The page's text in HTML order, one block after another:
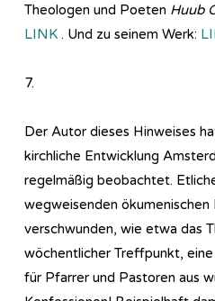
Theologen und Poeten Huub
LINK . Und zu seinem Werk:
7.
Der Autor dieses Hinweises
kirchliche Entwicklung
regelmäßig beobachtet.
wegweisenden
verschwunden, wie etwa das
wöchentlicher Treffpunkt,
für Pfarrer und Pastoren aus